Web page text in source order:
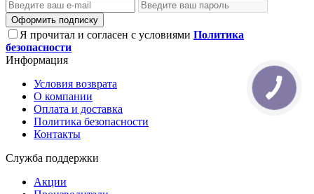
Оформить подписку
Я прочитал и согласен с условиями Политика
безопасности
Информация
Условия возврата
О компании
Оплата и доставка
Политика безопасности
Контакты
Служба поддержки
Акции